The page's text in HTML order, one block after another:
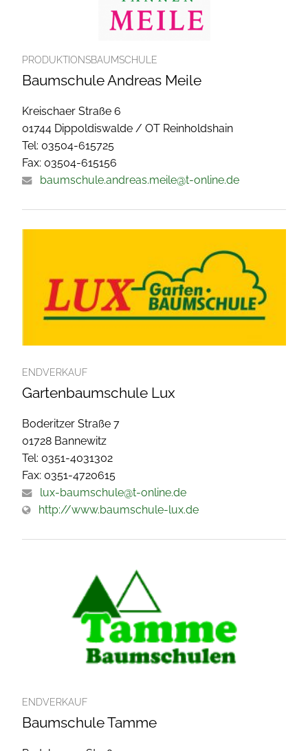
PRODUKTIONSBAUMSCHULE
Baumschule Andreas Meile
Kreischaer Straße 6
01744 Dippoldiswalde / OT Reinholdshain
Tel: 03504-615725
Fax: 03504-615156
baumschule.andreas.meile@t-online.de
ENDVERKAUF
Gartenbaumschule Lux
Boderitzer Straße 7
01728 Bannewitz
Tel: 0351-4031302
Fax: 0351-4720615
lux-baumschule@t-online.de
http://www.baumschule-lux.de
ENDVERKAUF
Baumschule Tamme